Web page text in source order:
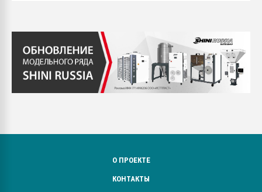
О ПРОЕКТЕ
КОНТАКТЫ